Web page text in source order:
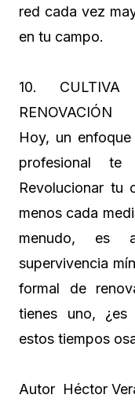
red cada vez
en tu campo.
10.
RENOVACIÓN
Hoy, un
profesional
Revolucionar tu
menos cada
menudo, es
supervivencia
formal de
tienes uno, ¿es
estos tiempos
Autor Héctor